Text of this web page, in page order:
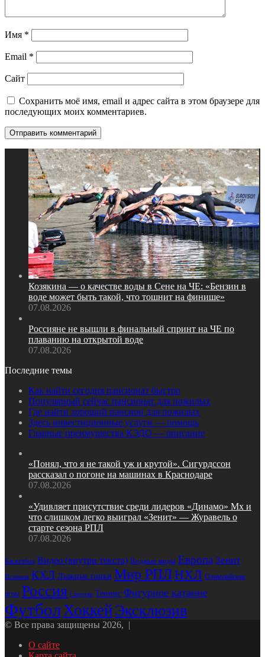
Имя *
Email *
Сайт
Сохранить моё имя, email и адрес сайта в этом браузере для
последующих моих комментариев.
Козякина — о качестве воды в Сене на ЧЕ: «Бензин в
воде может быть такой, что тошнит на финише»
07.08.2026
Россияне не вышли в финальный спринт на ЧЕ по
плаванию на открытой воде
07.08.2026
Последние темы
Как найти сегодня пансионат быстро
Популярный сейчас пансионат для пожилых
Где найти хороший пансион для пожилых
Здесь инвестиционные услуги — помощь
Главные преимущества КЭДО — описание
«Понял, что я не такой уж и крутой». Сигурдссон
рассказал о погоне на машинах в Краснодаре
07.08.2026
«Удивляет присутствие среди лидеров «Динамо» Мх и
что слишком легко выиграл «Зенит» — Журавель о
старте сезона РПЛ
07.08.2026
Баскетбол Видео (внутри текста) Водные виды Европа Зенит
Испания КХЛ Лыжные гонки Мир РПЛНХЛ Олимпийские
игры Россия Спартак Теннис Фигурное катание
ФутболХоккейЭксклюзив
© Все права защищены 2026, |
О сайте